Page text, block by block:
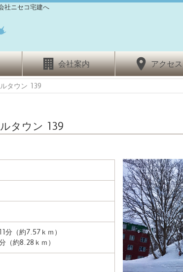
社ニセコ宅建へ
会社案内 アクセス
タウン 139
タウン 139
分（約7.57ｋｍ）
（約8.28ｋｍ）